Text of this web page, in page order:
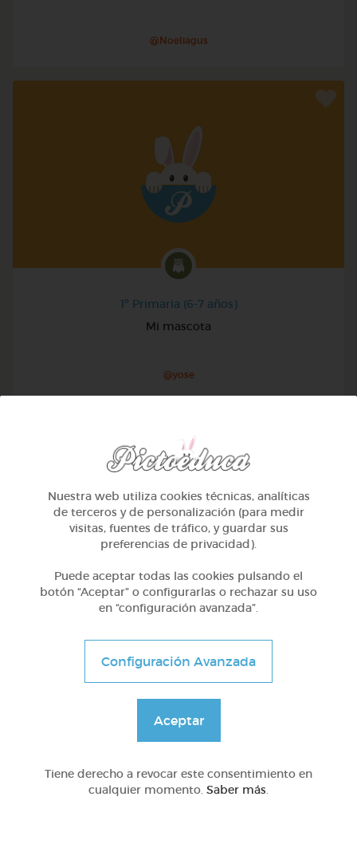
@Noeliagus
1º Primaria (6-7 años)
Mi mascota
@yose
1º Primaria (6-7 años)
Conociendo nuestro cuerpo
DOCS (4)
Nuestra web utiliza cookies técnicas, analíticas
de terceros y de personalización (para medir
visitas, fuentes de tráfico, y guardar sus
preferencias de privacidad).
Puede aceptar todas las cookies pulsando el
botón “Aceptar” o configurarlas o rechazar su uso
en “configuración avanzada”.
Configuración Avanzada
Aceptar
Tiene derecho a revocar este consentimiento en
cualquier momento. Saber más.